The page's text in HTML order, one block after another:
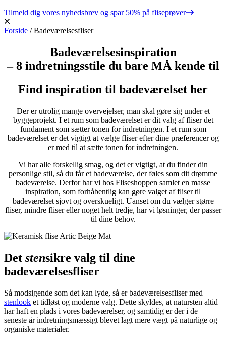
Tilmeld dig vores nyhedsbrev og spar 50% på fliseprøver
Forside /Badeværelsesfliser
Badeværelsesinspiration
– 8 indretningsstile du bare MÅ kende til
Find inspiration til badeværelset her
Der er utrolig mange overvejelser, man skal gøre sig under et
byggeprojekt. I et rum som badeværelset er dit valg af fliser det
fundament som sætter tonen for indretningen. I et rum som
badeværelset er det vigtigt at vælge fliser efter dine præferencer og
er med til at sætte tonen for indretningen.
Vi har alle forskellig smag, og det er vigtigt, at du finder din
personlige stil, så du får et badeværelse, der føles som dit drømme
badeværelse. Derfor har vi hos Fliseshoppen samlet en masse
inspiration, som forhåbentlig kan gøre valget af fliser til
badeværelset sjovt og overskueligt. Uanset om du vælger større
fliser, mindre fliser eller noget helt tredje, har vi løsninger, der passer
til dine behov.
Det stensikre valg til dine
badeværelsesfliser
Så modsigende som det kan lyde, så er badeværelsesfliser med
stenlook et tidløst og moderne valg. Dette skyldes, at natursten altid
har haft en plads i vores badeværelser, og samtidig er der i de
seneste år indretningsmæssigt blevet lagt mere vægt på naturlige og
organiske materialer.